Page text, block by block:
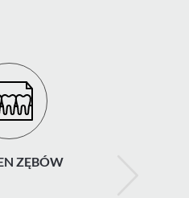
ZĘBÓW